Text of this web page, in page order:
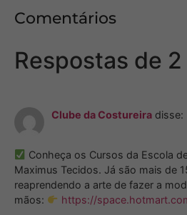
Comentários
Respostas de 2
Clube da Costureira disse:
Conheça os Cursos da Escola
Maximus Tecidos. Já são mais de
reaprendendo a arte de fazer a
mãos:
https://